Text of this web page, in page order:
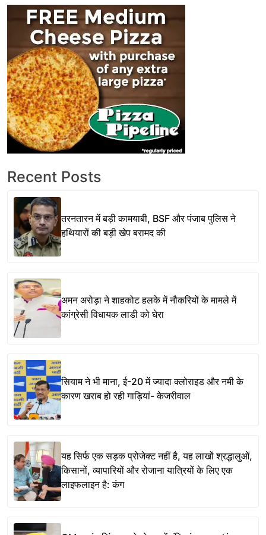
Recent Posts
तरनतारन में बड़ी कामयाबी, BSF और पंजाब पुलिस ने
हथियारों की बड़ी खेप बरामद की
अमन अरोड़ा ने शाहकोट हलके में नौकरियों के मामले में
कांग्रेसी विधायक लाडी को घेरा
सियाम ने भी माना, ई-20 में ज्यादा क्लोराइड और नमी के
कारण खराब हो रही गाड़ियां- केजरीवाल
यह सिर्फ एक सड़क प्रोजेक्ट नहीं है, यह लाखों श्रद्धालुओं,
किसानों, व्यापारियों और रोजाना यात्रियों के लिए एक
लाइफलाइन है: कंग